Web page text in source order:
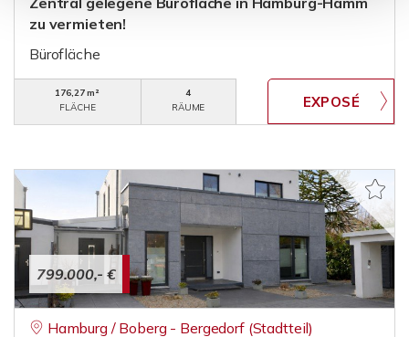
zu vermieten!
Bürofläche
176,27 m²
FLÄCHE
4
RÄUME
799.000,- €
Hamburg / Boberg - Bergedorf (Stadtteil)